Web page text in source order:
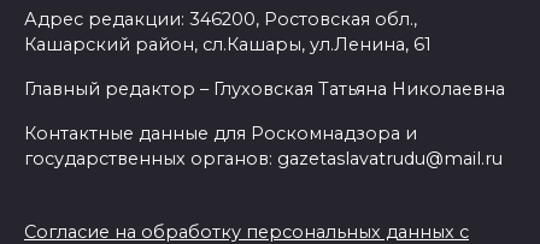
Адрес редакции: 346200, Ростовская обл.,
Кашарский район, сл.Кашары, ул.Ленина, 61
Главный редактор – Глуховская Татьяна Николаевна
Контактные данные для Роскомнадзора и
государственных органов: gazetaslavatrudu@mail.ru
Согласие на обработку персональных данных с